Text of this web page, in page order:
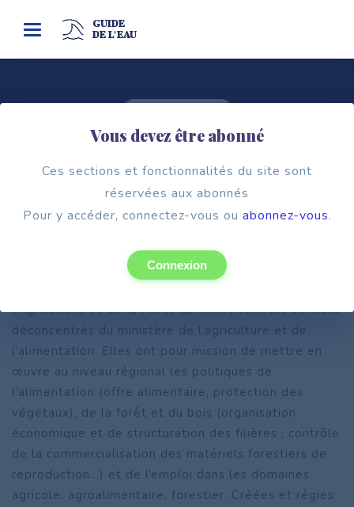
Vous devez être abonné
Ces sections et fonctionnalités du site sont
réservées aux abonnés
Pour y accéder, connectez-vous ou abonnez-vous.
Connexion
Toggle
GUIDE
DE L'EAU
LES DIRECTIONS RÉGIONALES DE
L’ALIMENTATION, DE L’AGRICULTURE
ET DE LA FORÊT (DRAAF)
l’Agriculture et de la Forêt (DRAAF) sont les services
déconcentrés du ministère de l’agriculture et de
l’alimentation. Elles ont pour mission de mettre en
œuvre au niveau régional les politiques de
l’alimentation (offre alimentaire, protection des
végétaux), de la forêt et du bois (organisation
économique et de structuration des filières ; contrôle
de la commercialisation des matériels forestiers de
reproduction...) et de l’emploi dans les domaines
agricole, agroalimentaire, forestier. Créées et régies